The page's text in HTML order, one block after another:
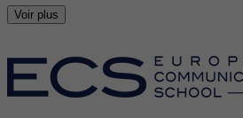
Voir plus